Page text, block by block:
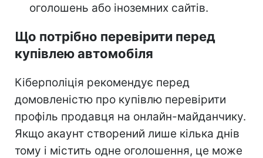
оголошень або іноземних сайтів.
Що потрібно перевірити перед
купівлею автомобіля
Кіберполіція рекомендує перед
домовленістю про купівлю перевірити
профіль продавця на онлайн-майданчику.
Якщо акаунт створений лише кілька днів
тому і містить одне оголошення, це може